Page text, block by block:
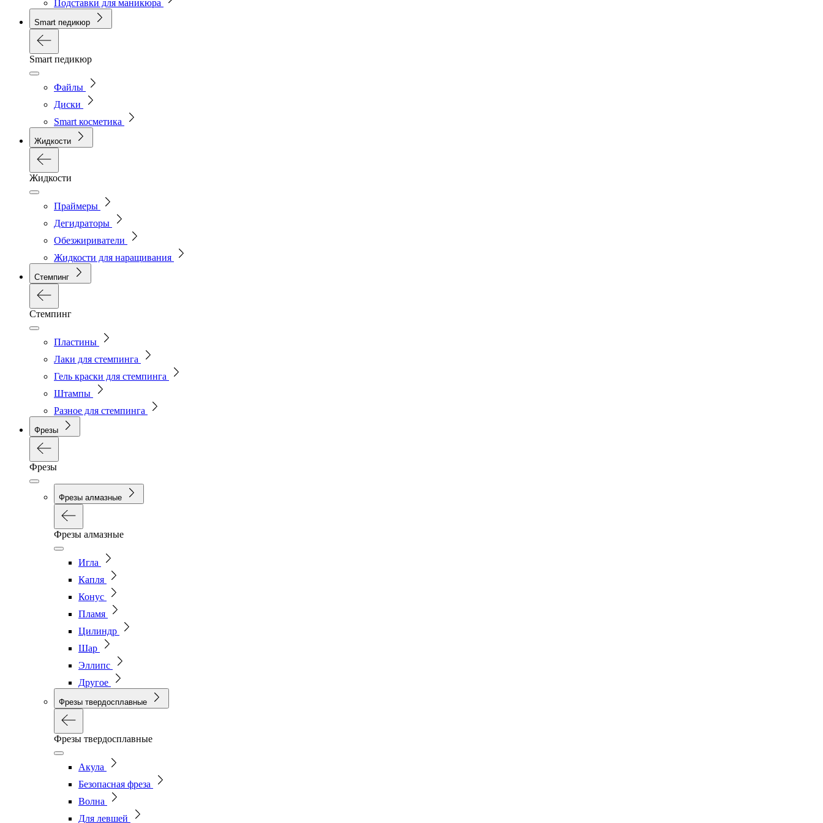
Подставки для маникюра
Smart педикюр
Smart педикюр
Файлы
Диски
Smart косметика
Жидкости
Жидкости
Праймеры
Дегидраторы
Обезжириватели
Жидкости для наращивания
Стемпинг
Стемпинг
Пластины
Лаки для стемпинга
Гель краски для стемпинга
Штампы
Разное для стемпинга
Фрезы
Фрезы
Фрезы алмазные
Фрезы алмазные
Игла
Капля
Конус
Пламя
Цилиндр
Шар
Эллипс
Другое
Фрезы твердосплавные
Фрезы твердосплавные
Акула
Безопасная фреза
Волна
Для левшей